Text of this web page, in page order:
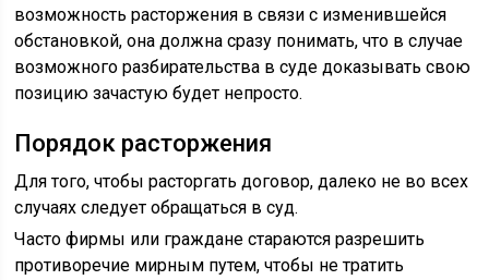
возможность расторжения в связи с изменившейся
обстановкой, она должна сразу понимать, что в случае
возможного разбирательства в суде доказывать свою
позицию зачастую будет непросто.
Порядок расторжения
Для того, чтобы расторгать договор, далеко не во всех
случаях следует обращаться в суд.
Часто фирмы или граждане стараются разрешить
противоречие мирным путем, чтобы не тратить